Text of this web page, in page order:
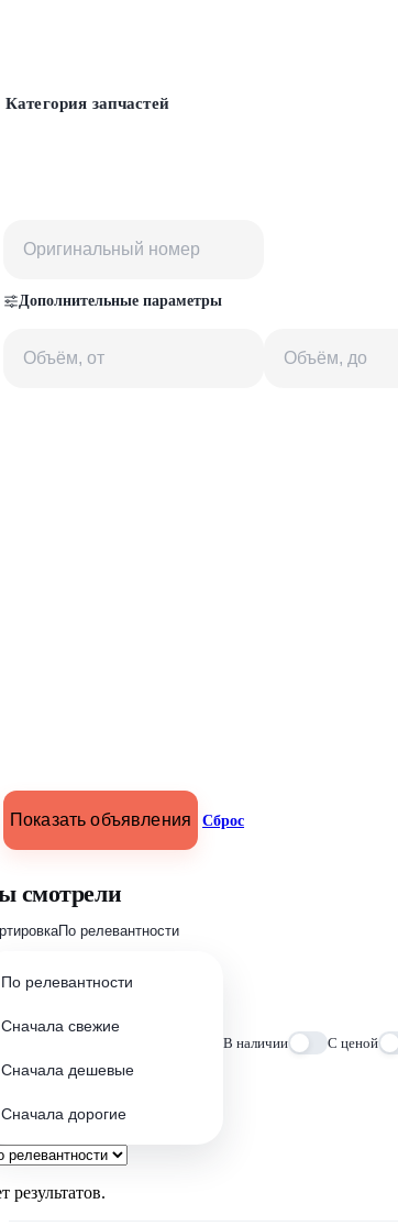
Категория запчастей
Дополнительные параметры
Показать объявления Сброс
смотрели
По релевантности
По релевантности
Сначала свежие
Сначала дешевые
Сначала дорогие
В наличии С ценой
результатов.